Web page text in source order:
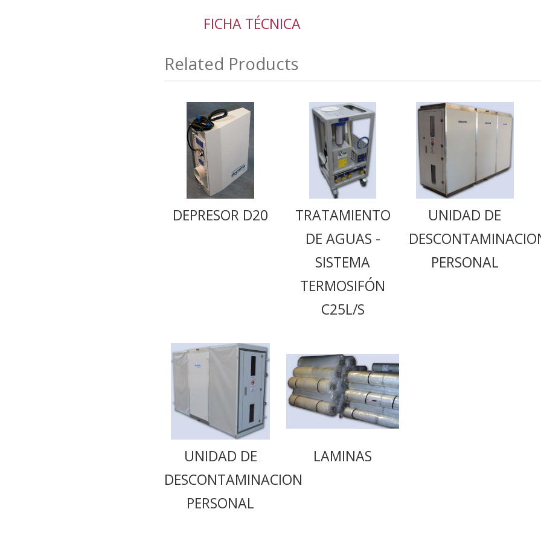
FICHA TÉCNICA
Related Products
DEPRESOR D20
TRATAMIENTO
DE AGUAS -
SISTEMA
TERMOSIFÓN
C25L/S
UNIDAD DE
PERSONAL
UNIDAD DE
DESCONTAMINACION
PERSONAL
LAMINAS